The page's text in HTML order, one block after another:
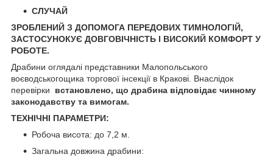
СЛУЧАЙ
ЗРОБЛЕНИЙ З ДОПОМОГА ПЕРЕДОВИХ ТИМНОЛОГІЙ,
ЗАСТОСУНОКУЄ ДОВГОВІЧНІСТЬ І ВИСОКИЙ КОМФОРТ У
РОБОТЕ.
Драбини оглядалі представники Малопольського
воєводськогощика торгової інсекції в Кракові. Внаслідок
перевірки
встановлено, що драбина відповідає чинному
законодавству та вимогам.
ТЕХНІЧНІ ПАРАМЕТРИ:
Робоча висота: до 7,2 м.
Загальна довжина драбини: